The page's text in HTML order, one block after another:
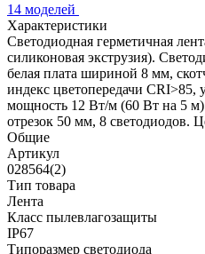
14 моделей
Характеристики
Светодиодная герметичная
силиконовая экструзия).
белая плата шириной 8 мм,
индекс цветопередачи CRI>85,
мощность 12 Вт/м (60 Вт на 5
отрезок 50 мм, 8 светодиодов.
Общие
Артикул
028564(2)
Тип товара
Лента
Класс пылевлагозащиты
IP67
Типоразмер светодиода